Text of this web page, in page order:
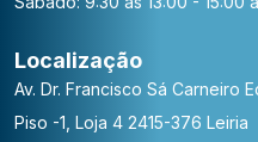
Localização
Av. Dr. Francisco Sá Carneiro
Piso -1, Loja 4 2415-376 Leiria